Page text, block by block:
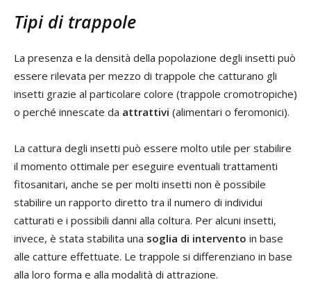
Tipi di trappole
La presenza e la densità della popolazione degli insetti può
essere rilevata per mezzo di trappole che catturano gli
insetti grazie al particolare colore (trappole cromotropiche)
o perché innescate da attrattivi (alimentari o feromonici).
La cattura degli insetti può essere molto utile per stabilire
il momento ottimale per eseguire eventuali trattamenti
fitosanitari, anche se per molti insetti non è possibile
stabilire un rapporto diretto tra il numero di individui
catturati e i possibili danni alla coltura. Per alcuni insetti,
invece, è stata stabilita una soglia di intervento in base
alle catture effettuate. Le trappole si differenziano in base
alla loro forma e alla modalità di attrazione.